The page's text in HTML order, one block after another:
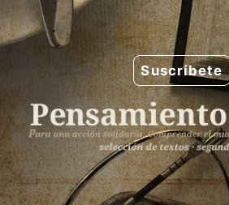
Saltar
al
contenido
Suscríbete